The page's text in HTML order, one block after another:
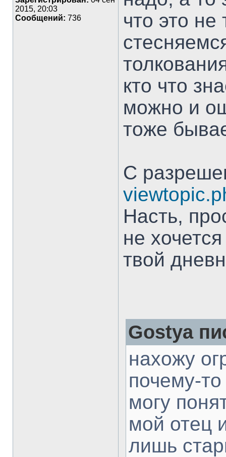
2015, 20:03
Сообщений: 736
что это не
кто что
можно и
тоже
С
Насть,
не
твой
Gostya
нахожу
почему-
могу
мой отец
лишь